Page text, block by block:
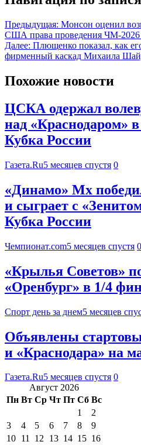
Предыдущая: Монсон оценил
США права проведения ЧМ-2026
Далее: Плющенко показал, как
фирменный каскад Михаила
Похожие новости
ЦСКА одержал
над «Краснодаром»
Кубка России
Газета.Ru5 месяцев спустя 0
«Динамо» Мх
и сыграет с
Кубка России
Чемпионат.com5 месяцев спустя 0
«Крылья Советов»
«Оренбург» в 1/4
Спорт день за днем5 месяцев
Объявлены
и «Краснодара» на
Газета.Ru5 месяцев спустя 0
Август 2026
Пн Вт Ср Чт Пт Сб Вс
1
2
3
4 5 6 7 8
9
10 11 12 13 14 15 16